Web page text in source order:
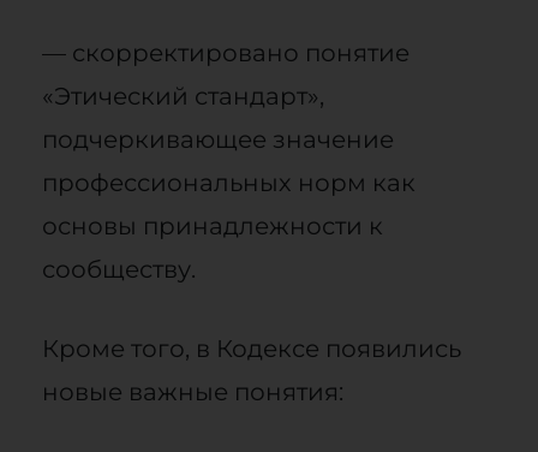
— скорректировано понятие
«Этический стандарт»,
подчеркивающее значение
профессиональных норм как
основы принадлежности к
сообществу.
Кроме того, в Кодексе появились
новые важные понятия: